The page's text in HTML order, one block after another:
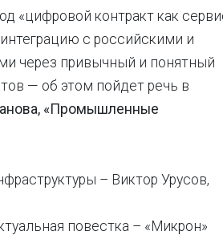
«цифровой контракт как
с российскими и
через привычный и понятный
— об этом пойдет речь в
«Промышленные
– Виктор Урусов,
повестка – «Микрон»